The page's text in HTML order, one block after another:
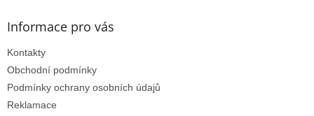
Informace pro vás
Kontakty
Obchodní podmínky
Podmínky ochrany osobních údajů
Reklamace